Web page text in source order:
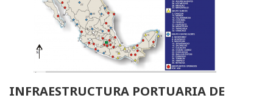
INFRAESTRUCTURA PORTUARIA DE